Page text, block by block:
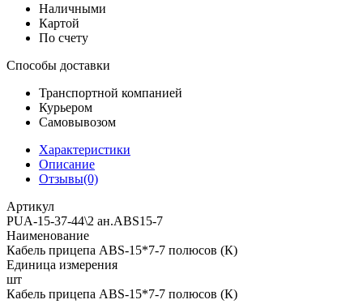
Наличными
Картой
По счету
Способы доставки
Транспортной компанией
Курьером
Самовывозом
Характеристики
Описание
Отзывы(0)
Артикул
PUA-15-37-44\2 ан.ABS15-7
Наименование
Кабель прицепа ABS-15*7-7 полюсов (К)
Единица измерения
шт
Кабель прицепа ABS-15*7-7 полюсов (К)